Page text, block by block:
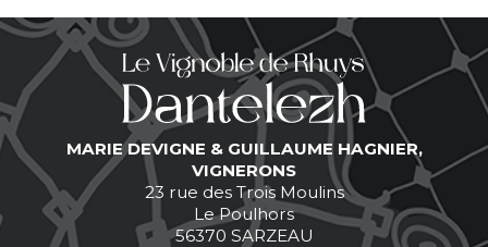
MARIE DEVIGNE & GUILLAUME HAGNIER,
VIGNERONS
23 rue des Trois Moulins
Le Poulhors
56370 SARZEAU